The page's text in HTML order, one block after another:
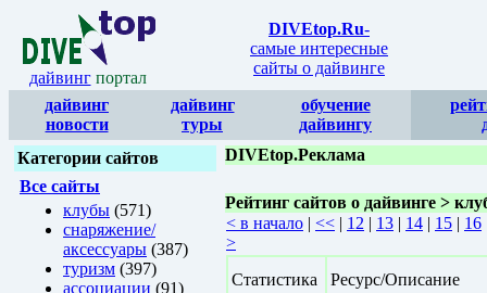
дайвинг портал
DIVEtop.Ru-
самые интересные
сайты о дайвинге
дайвинг
новости
дайвинг
туры
обучение
дайвингу
Категории сайтов
Все сайты
клубы (571)
снаряжение/
аксессуары (387)
туризм (397)
ассоциации (91)
DIVEtop.Реклама
Рейтинг сайтов о дайвинге >
< в начало | << | 12 | 13 | 14 | 15 | 16
>
Статистика
Ресурс/Описание